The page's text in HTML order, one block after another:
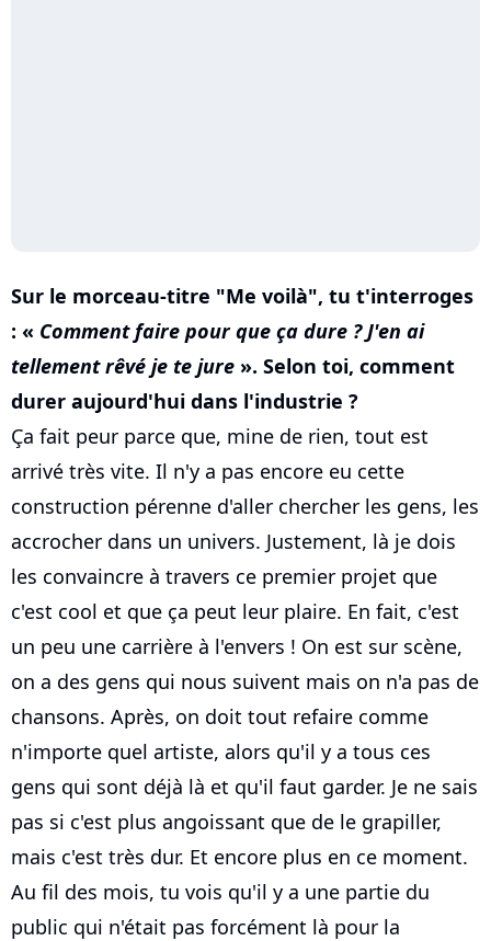
Sur le morceau-titre "Me voilà", tu t'interroges
: « Comment faire pour que ça dure ? J'en ai
tellement rêvé je te jure ». Selon toi, comment
durer aujourd'hui dans l'industrie ?
Ça fait peur parce que, mine de rien, tout est
arrivé très vite. Il n'y a pas encore eu cette
construction pérenne d'aller chercher les gens, les
accrocher dans un univers. Justement, là je dois
les convaincre à travers ce premier projet que
c'est cool et que ça peut leur plaire. En fait, c'est
un peu une carrière à l'envers ! On est sur scène,
on a des gens qui nous suivent mais on n'a pas de
chansons. Après, on doit tout refaire comme
n'importe quel artiste, alors qu'il y a tous ces
gens qui sont déjà là et qu'il faut garder. Je ne sais
pas si c'est plus angoissant que de le grapiller,
mais c'est très dur. Et encore plus en ce moment.
Au fil des mois, tu vois qu'il y a une partie du
public qui n'était pas forcément là pour la